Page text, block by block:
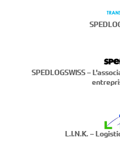
SPEDLOGSWISS –
L.I.N.K. –